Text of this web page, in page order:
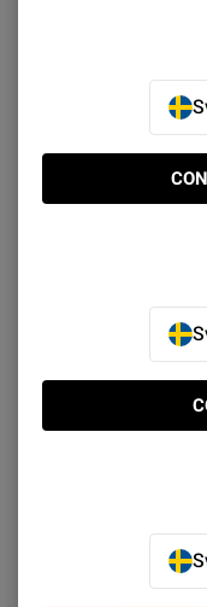
iPad 8 10.2" 2020
SEK 59.00